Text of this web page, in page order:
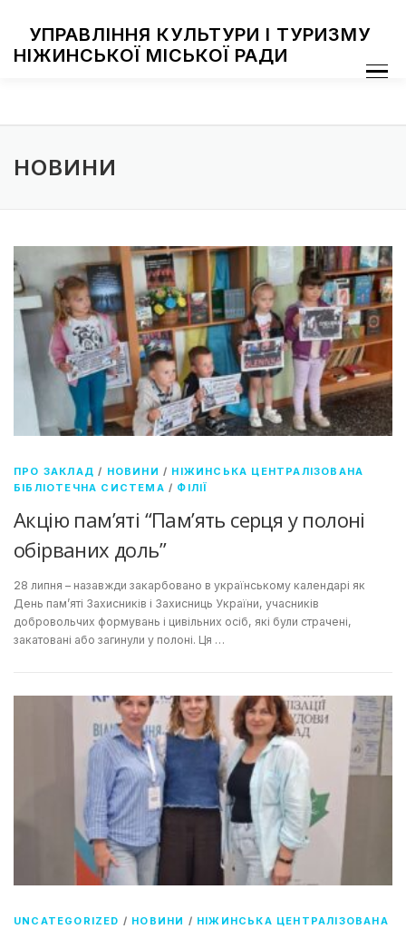
contentУПРАВЛІННЯ КУЛЬТУРИ І ТУРИЗМУ
НІЖИНСЬКОЇ МІСЬКОЇ РАДИ
Menu
НОВИНИ
ПРО ЗАКЛАД / НОВИНИ / НІЖИНСЬКА ЦЕНТРАЛІЗОВАНА
БІБЛІОТЕЧНА СИСТЕМА / ФІЛІЇ
Акцію пам’яті “Пам’ять серця у полоні
обірваних доль”
28 липня – назавжди закарбовано в українському календарі як
День пам’яті Захисників і Захисниць України, учасників
добровольчих формувань і цивільних осіб, які були страчені,
закатовані або загинули у полоні. Ця …
UNCATEGORIZED / НОВИНИ / НІЖИНСЬКА ЦЕНТРАЛІЗОВАНА